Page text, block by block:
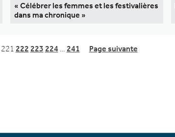
« Célébrer les femmes et les festivalières
dans ma chronique »
221 222 223 224 … 241 Page suivante